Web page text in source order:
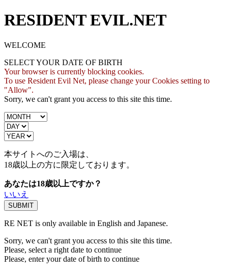
RESIDENT EVIL.NET
WELCOME
SELECT YOUR DATE OF BIRTH
Your browser is currently blocking cookies.
To use Resident Evil Net, please change your Cookies setting to
"Allow".
Sorry, we can't grant you access to this site this time.
本サイトへのご入場は、
18歳以上の方に限定しております。
あなたは18歳以上ですか？
いいえ
RE NET is only available in English and Japanese.
Sorry, we can't grant you access to this site this time.
Please, select a right date to continue
Please, enter your date of birth to continue